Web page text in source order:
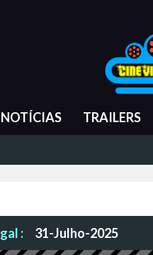
NOTÍCIAS TRAILERS
: 31-Julho-2025